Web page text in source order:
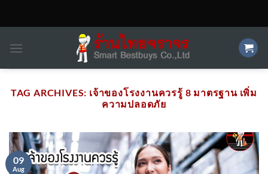
TAG ARCHIVES: เจ้าของโรงงานควรรู้ 8 มาตรฐาน เพิ่ม
ความปลอดภัย
09
Aug